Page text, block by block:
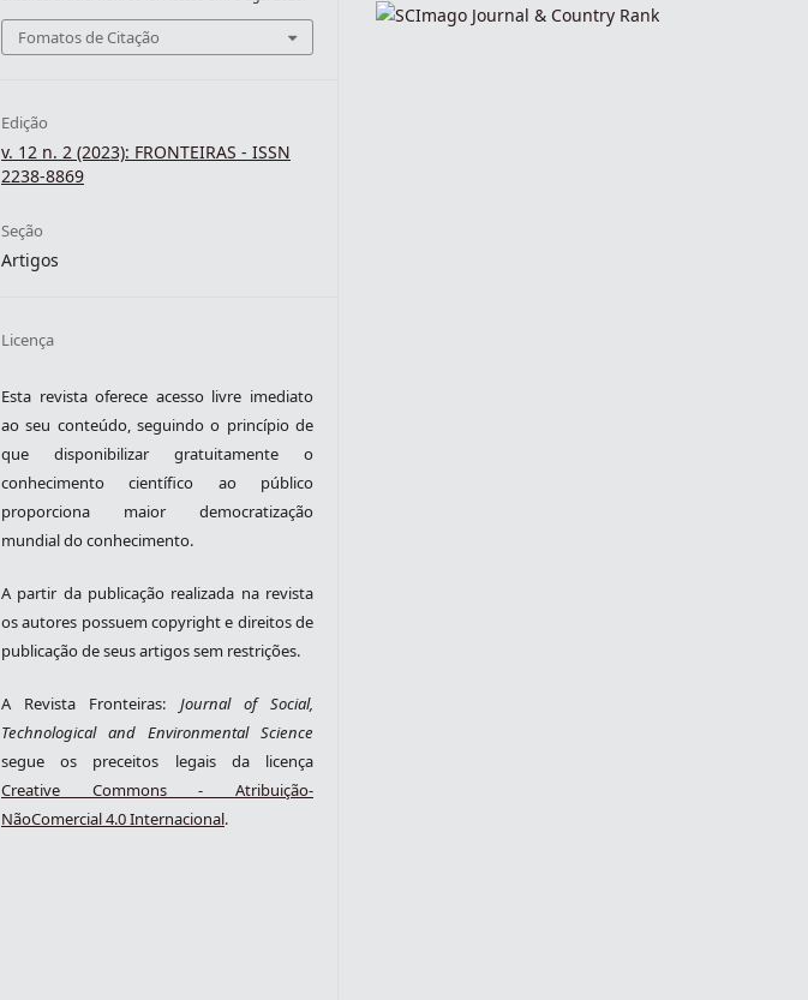
Fomatos de Citação
Edição
v. 12 n. 2 (2023): FRONTEIRAS - ISSN
2238-8869
Seção
Artigos
Licença
Esta revista oferece acesso livre imediato
ao seu conteúdo, seguindo o princípio de
que disponibilizar gratuitamente o
conhecimento científico ao público
proporciona maior democratização
mundial do conhecimento.
A partir da publicação realizada na revista
os autores possuem copyright e direitos de
publicação de seus artigos sem restrições.
A Revista Fronteiras: Journal of Social,
Technological and Environmental Science
segue os preceitos legais da licença
Creative Commons - Atribuição-
NãoComercial 4.0 Internacional.